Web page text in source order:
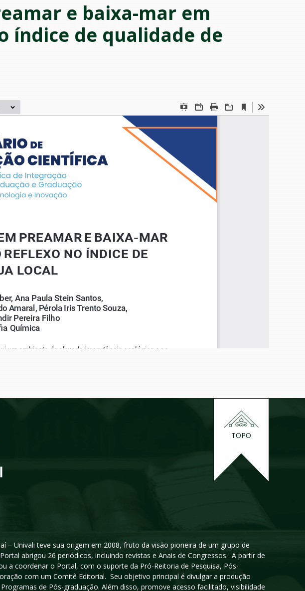
e baixa-mar em
índice de qualidade de
TOPO
– Univali teve sua origem em 2008, fruto da visão pioneira de um grupo de
abrigou 26 periódicos, incluindo revistas e Anais de Congressos. A partir de
a coordenar o Portal, com o suporte da Pró-Reitoria de Pesquisa, Pós-
com um Comitê Editorial. Seu objetivo principal é divulgar a produção
de Pós-graduação. Além disso, promove acesso facilitado, visibilidade